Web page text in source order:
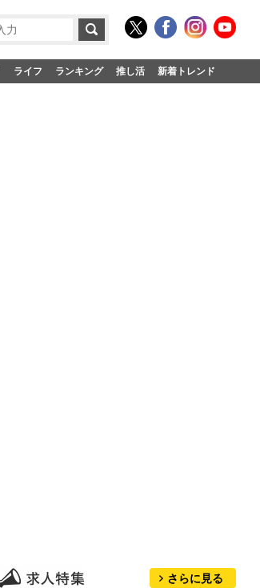
ライフ ランキング 推し活 新着トレンド
さらに見る